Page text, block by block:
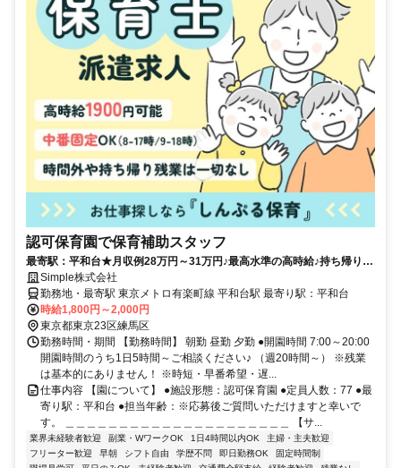
認可保育園で保育補助スタッフ
最寄駅：平和台★月収例28万円～31万円♪最高水準の高時給♪持ち帰り仕
事・残業・担任無し♪
Simple株式会社
勤務地・最寄駅 東京メトロ有楽町線 平和台駅 最寄り駅：平和台
時給1,800円～2,000円
東京都東京23区練馬区
勤務時間・期間 【勤務時間】 朝勤 昼勤 夕勤 ●開園時間 7:00～20:00
開園時間のうち1日5時間～ご相談ください♪ （週20時間～） ※残業
は基本的にありません！ ※時短・早番希望・遅...
仕事内容 【園について】 ●施設形態：認可保育園 ●定員人数：77 ●最
寄り駅：平和台 ●担当年齢：※応募後ご質問いただけますと幸いで
す。 ＿＿＿＿＿＿＿＿＿＿＿＿＿＿＿＿＿＿＿＿＿ 【サ...
業界未経験者歓迎 副業・WワークOK 1日4時間以内OK
主婦・主夫歓迎
フリーター歓迎
早朝 シフト自由 学歴不問 即日勤務OK
固定時間制